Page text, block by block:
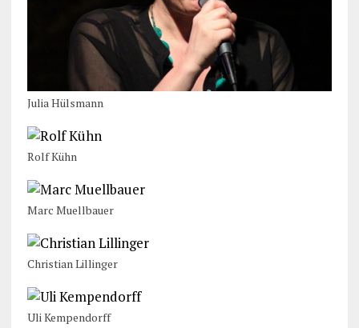
Julia Hülsmann
Rolf Kühn
Marc Muellbauer
Christian Lillinger
Uli Kempendorff